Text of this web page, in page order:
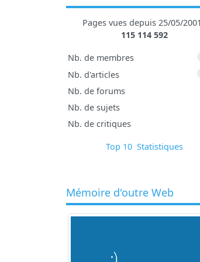
Pages vues depuis 25/05/
115 114 592
Nb. de membres
Nb. d'articles
Nb. de forums
Nb. de sujets
Nb. de critiques
Top 10 Statistiques
Mémoire d'outre Web